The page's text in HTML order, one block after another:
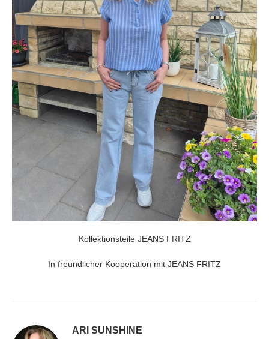
Kollektionsteile JEANS FRITZ
In freundlicher Kooperation mit JEANS FRITZ
ARI SUNSHINE